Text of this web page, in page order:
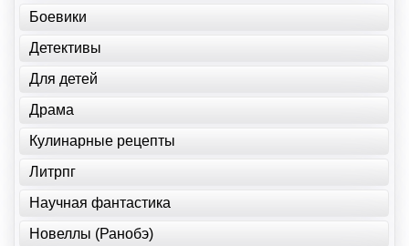
Боевики
Детективы
Для детей
Драма
Кулинарные рецепты
Литрпг
Научная фантастика
Новеллы (Ранобэ)